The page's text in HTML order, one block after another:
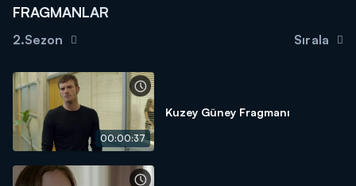
FRAGMANLAR
2.Sezon Sırala
00:00:37
Kuzey Güney Fragmanı